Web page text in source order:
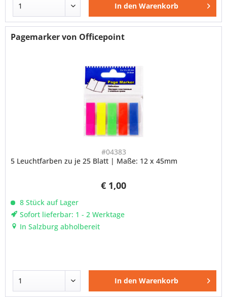
In den Warenkorb
Pagemarker von Officepoint
#04383
€ 1,00
5 Leuchtfarben zu je 25 Blatt | Maße: 12 x 45mm
8 Stück auf Lager
Sofort lieferbar: 1 - 2 Werktage
In Salzburg abholbereit
In den Warenkorb